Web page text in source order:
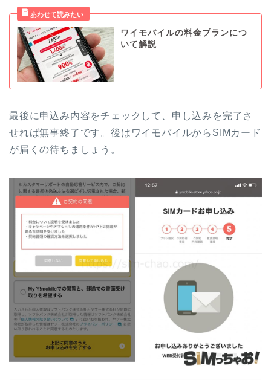
ワイモバイルの料金プランにつ
いて解説
最後に申込み内容をチェックして、申し込みを完了さ
せれば無事終了です。後はワイモバイルからSIMカード
が届くの待ちましょう。